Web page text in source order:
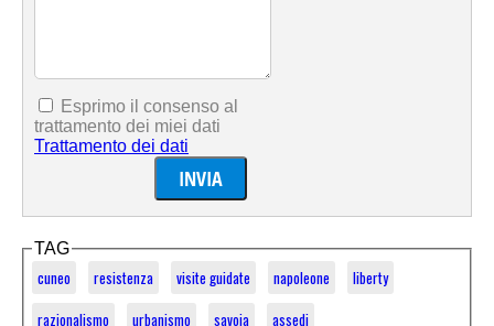
Esprimo il consenso al
trattamento dei miei dati
Trattamento dei dati
TAG
cuneo resistenza visite guidate napoleone
liberty
razionalismo
urbanismo savoia
assedi